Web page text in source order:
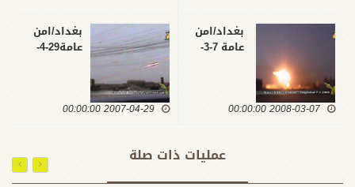
بغداد/امن
عامة 7-3-
2008-03-07 00:00:00
بغداد/امن
عامة29-4-
2007-04-29 00:00:00
عمليات ذات صلة